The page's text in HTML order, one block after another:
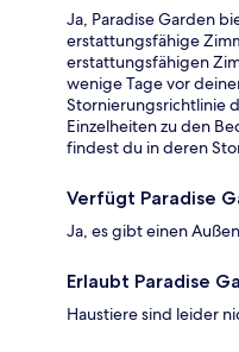
Ja, Paradise Garden
erstattungsfähige
erstattungsfähigen
wenige Tage vor
Stornierungsrichtlinie
Einzelheiten zu den
findest du in deren
Verfügt Paradise
Ja, es gibt einen
Erlaubt Paradise
Haustiere sind leider